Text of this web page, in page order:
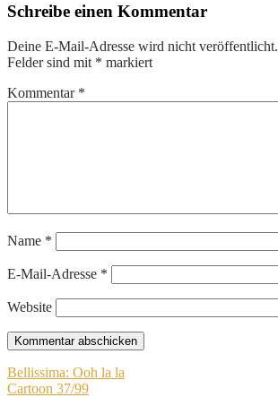
Schreibe einen Kommentar
Deine E-Mail-Adresse wird nicht veröffentlicht.
Felder sind mit * markiert
Kommentar *
Name *
E-Mail-Adresse *
Website
Beitragsnavigation
Bellissima: Ooh la la
Cartoon 37/99